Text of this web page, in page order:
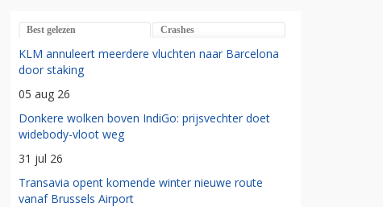
Best gelezen Crashes
KLM annuleert meerdere vluchten naar Barcelona
door staking
05 aug 26
Donkere wolken boven IndiGo: prijsvechter doet
widebody-vloot weg
31 jul 26
Transavia opent komende winter nieuwe route
vanaf Brussels Airport